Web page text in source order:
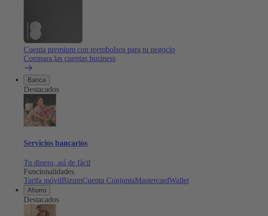
Cuenta premium con reembolsos para tu negocio
Compara las cuentas business
Banca
Destacados
Servicios bancarios
Tu dinero, así de fácil
Funcionalidades
Tarifa móvilBizumCuenta ConjuntaMastercardWallet
Ahorro
Destacados